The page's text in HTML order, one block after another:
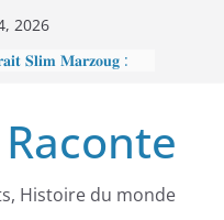
2026
𝐒𝐥𝐢𝐦 𝐌𝐚𝐫𝐳𝐨𝐮𝐠 :
𝐛𝐚̂𝐭𝐢𝐬𝐬𝐞𝐮𝐫 𝐝’𝐞́𝐜𝐨𝐥𝐞𝐬
𝐄𝐧𝐨𝐧𝐜𝐡𝐨𝐧𝐠
𝐨𝐫𝐝𝐢𝐧𝐚𝐭𝐞𝐮𝐫
Histoire du monde